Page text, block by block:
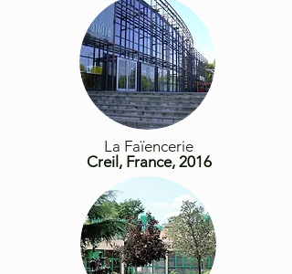
La Faïencerie
Creil, France, 2016